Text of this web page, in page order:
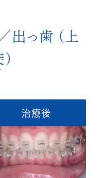
出っ歯 (上
)
治療後